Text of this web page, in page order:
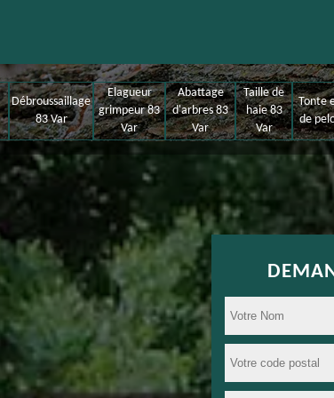
Débroussaillage
83 Var
Elagueur
grimpeur 83
Var
Abattage
d'arbres 83
Var
Taille de
haie 83
Var
Tonte
de